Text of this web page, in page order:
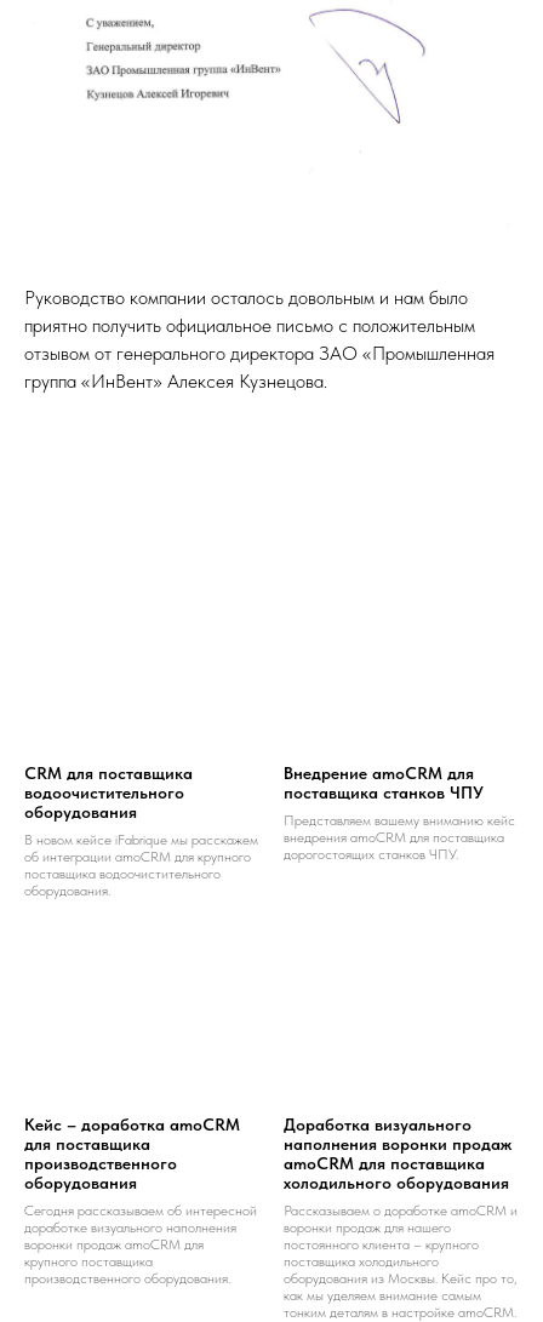
Руководство компании осталось довольным и нам было
приятно получить официальное письмо с положительным
отзывом от генерального директора ЗАО «Промышленная
группа «ИнВент» Алексея Кузнецова.
СRM для поставщика
водоочистительного
оборудования
В новом кейсе iFabrique мы расскажем
об интеграции amoCRM для крупного
поставщика водоочистительного
оборудования.
Внедрение amoCRM для
поставщика станков ЧПУ
Представляем вашему вниманию кейс
внедрения amoCRM для поставщика
дорогостоящих станков ЧПУ.
Кейс – доработка amoCRM
для поставщика
производственного
оборудования
Сегодня рассказываем об интересной
доработке визуального наполнения
воронки продаж amoCRM для
крупного поставщика
производственного оборудования.
Доработка визуального
наполнения воронки продаж
amoCRM для поставщика
холодильного оборудования
Рассказываем о доработке amoCRM и
воронки продаж для нашего
постоянного клиента – крупного
поставщика холодильного
оборудования из Москвы. Кейс про то,
как мы уделяем внимание самым
тонким деталям в настройке amoCRM.